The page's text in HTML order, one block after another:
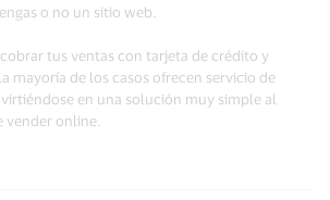
o no un sitio web.
tus ventas con tarjeta de crédito y
mayoría de los casos ofrecen servicio de
en una solución muy simple al
vender online.